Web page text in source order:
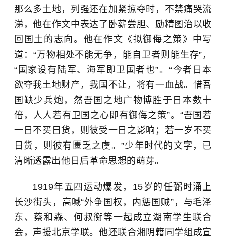
那么多土地，列强还在加紧掠夺时，不禁痛哭流
涕，他在作文中表达了卧薪尝胆、励精图治以收
回国土的志向。他在作文《拟御侮之策》中写
道： “万物相处不能无争，能自卫者则能生存” ，
“ 国家设有陆军、海军即卫国者也”。“今者日本
欲夺我土地财产，我国不让，将有一血战。惜吾
国缺少兵炮，然吾国之地广物博胜于日本数十
倍，人人若有卫国之心即有御侮之策”。 “吾国若
一日不买日货，则彼受一日之影响；若一岁不买
日货，则彼有匮乏之虞。 ”少年时代的文字，已
清晰透露出他日后革命思想的萌芽。
1919年五四运动爆发，15岁的任弼时涌上
长沙街头，高喊“外争国权，内惩国贼”，与毛泽
东、蔡和森、何叔衡等一起成立湖南学生联合
会，声援北京学联。他还联合湘阴籍同学组成宣